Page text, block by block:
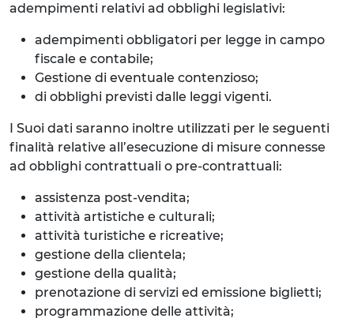
adempimenti relativi ad obblighi legislativi:
adempimenti obbligatori per legge in campo
fiscale e contabile;
Gestione di eventuale contenzioso;
di obblighi previsti dalle leggi vigenti.
I Suoi dati saranno inoltre utilizzati per le seguenti
finalità relative all’esecuzione di misure connesse
ad obblighi contrattuali o pre-contrattuali:
assistenza post-vendita;
attività artistiche e culturali;
attività turistiche e ricreative;
gestione della clientela;
gestione della qualità;
prenotazione di servizi ed emissione biglietti;
programmazione delle attività;